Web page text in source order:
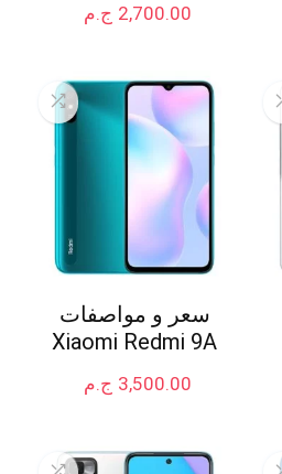
ج.م 2,700.00
سعر و مواصفات
Xiaomi Redmi 9A
ج.م 3,500.00